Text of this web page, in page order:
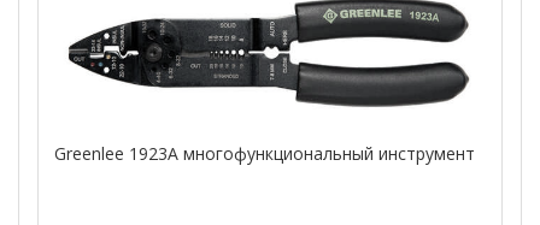
Greenlee 1923А многофункциональный инструмент